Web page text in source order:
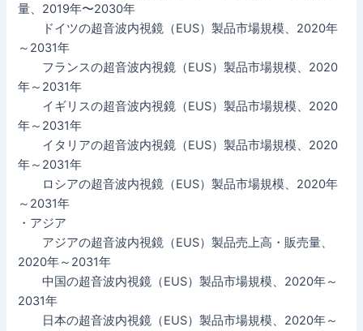
量、2019年〜2030年
ドイツの超音波内視鏡（EUS）製品市場規模、2020年
～2031年
フランスの超音波内視鏡（EUS）製品市場規模、2020
年～2031年
イギリスの超音波内視鏡（EUS）製品市場規模、2020
年～2031年
イタリアの超音波内視鏡（EUS）製品市場規模、2020
年～2031年
ロシアの超音波内視鏡（EUS）製品市場規模、2020年
～2031年
・アジア
アジアの超音波内視鏡（EUS）製品売上高・販売量、
2020年～2031年
中国の超音波内視鏡（EUS）製品市場規模、2020年～
2031年
日本の超音波内視鏡（EUS）製品市場規模、2020年～